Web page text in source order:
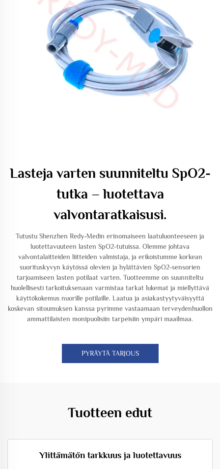
Lasteja varten suunniteltu SpO2-
tutka – luotettava
valvontaratkaisusi.
Tutustu Shenzhen Redy-Medin erinomaiseen laatuluonteeseen ja
luotettavuuteen lasten SpO2-tutuissa. Olemme johtava
valvontalaitteiden liitteiden valmistaja, ja erikoistumme korkean
suorituskyvyn käytössä olevien ja hylättävien SpO2-sensorien
tarjoamiseen lasten potilaat varten. Tuotteemme on suunniteltu
huolellisesti tarkoituksenaan varmistaa tarkat lukemat ja miellyttävä
käyttökokemus nuorille potilaille. Laatua ja asiakastyytyväisyyttä
koskevan sitoumuksen kanssa pyrimme vastaamaan terveydenhuollon
ammattilaisten monipuolisiin tarpeisiin ympäri maailmaa.
PYRÄYTÄ TARJOUS
Tuotteen edut
Ylittämätön tarkkuus ja luotettavuus